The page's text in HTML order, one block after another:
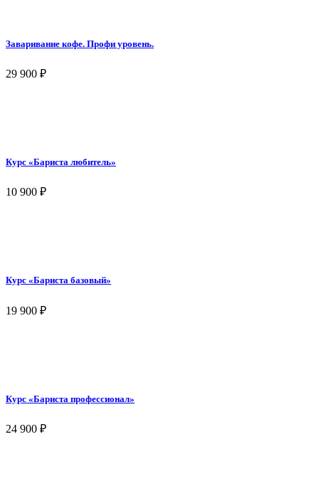
Заваривание кофе. Профи уровень.
29 900 ₽
Курс «Бариста любитель»
10 900 ₽
Курс «Бариста базовый»
19 900 ₽
Курс «Бариста профессионал»
24 900 ₽